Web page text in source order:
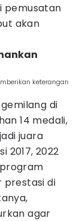
pemusatan
akan
keterangan
di
14 medali,
juara
2017, 2022
prestasi di
agar